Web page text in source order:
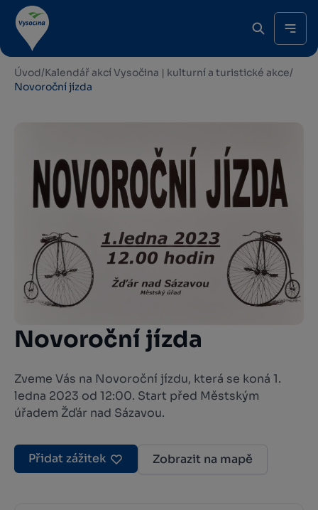
Úvod/Kalendář akcí Vysočina | kulturní a turistické akce/
Novoroční jízda
Novoroční jízda
Zveme Vás na Novoroční jízdu, která se koná 1.
ledna 2023 od 12:00. Start před Městským
úřadem Žďár nad Sázavou.
Přidat zážitek Zobrazit na mapě